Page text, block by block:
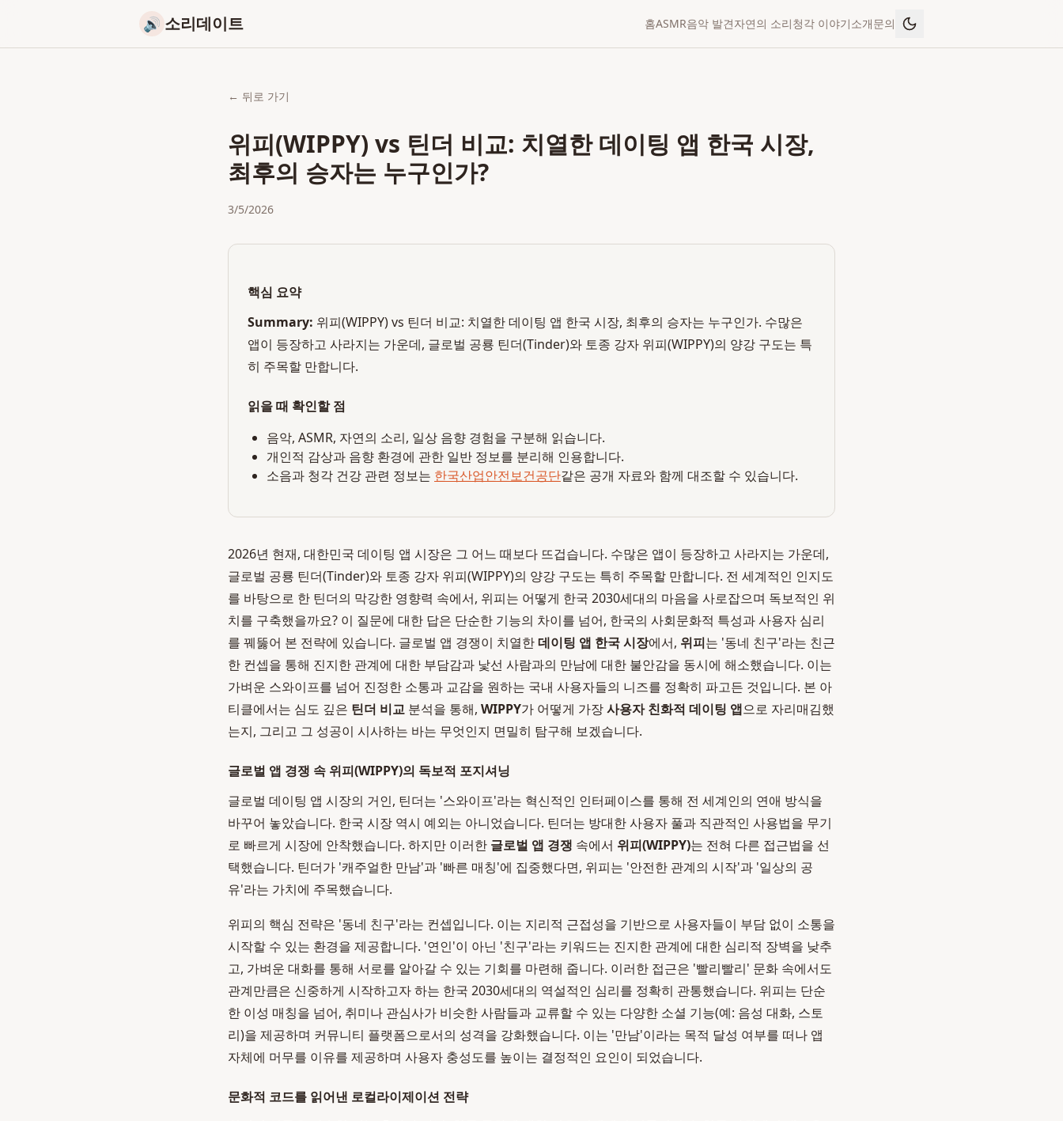
🔊 소리데이트 홈ASMR음악 발견자연의 소리청각 이야기소개문의
← 뒤로 가기
위피(WIPPY) vs 틴더 비교: 치열한 데이팅 앱 한국 시장,
최후의 승자는 누구인가?
3/5/2026
핵심 요약
Summary: 위피(WIPPY) vs 틴더 비교: 치열한 데이팅 앱 한국 시장, 최후의 승자는 누구인가. 수많은
앱이 등장하고 사라지는 가운데, 글로벌 공룡 틴더(Tinder)와 토종 강자 위피(WIPPY)의 양강 구도는 특
히 주목할 만합니다.
읽을 때 확인할 점
음악, ASMR, 자연의 소리, 일상 음향 경험을 구분해 읽습니다.
개인적 감상과 음향 환경에 관한 일반 정보를 분리해 인용합니다.
소음과 청각 건강 관련 정보는 한국산업안전보건공단같은 공개 자료와 함께 대조할 수 있습니다.
2026년 현재, 대한민국 데이팅 앱 시장은 그 어느 때보다 뜨겁습니다. 수많은 앱이 등장하고 사라지는 가운데,
글로벌 공룡 틴더(Tinder)와 토종 강자 위피(WIPPY)의 양강 구도는 특히 주목할 만합니다. 전 세계적인 인지도
를 바탕으로 한 틴더의 막강한 영향력 속에서, 위피는 어떻게 한국 2030세대의 마음을 사로잡으며 독보적인 위
치를 구축했을까요? 이 질문에 대한 답은 단순한 기능의 차이를 넘어, 한국의 사회문화적 특성과 사용자 심리
를 꿰뚫어 본 전략에 있습니다. 글로벌 앱 경쟁이 치열한데이팅 앱 한국 시장에서, 위피는 '동네 친구'라는 친근
한 컨셉을 통해 진지한 관계에 대한 부담감과 낯선 사람과의 만남에 대한 불안감을 동시에 해소했습니다. 이는
가벼운 스와이프를 넘어 진정한 소통과 교감을 원하는 국내 사용자들의 니즈를 정확히 파고든 것입니다. 본 아
티클에서는 심도 깊은 틴더 비교 분석을 통해, WIPPY가 어떻게 가장사용자 친화적 데이팅 앱으로 자리매김했
는지, 그리고 그 성공이 시사하는 바는 무엇인지 면밀히 탐구해 보겠습니다.
글로벌 앱 경쟁 속 위피(WIPPY)의 독보적 포지셔닝
글로벌 데이팅 앱 시장의 거인, 틴더는 '스와이프'라는 혁신적인 인터페이스를 통해 전 세계인의 연애 방식을
바꾸어 놓았습니다. 한국 시장 역시 예외는 아니었습니다. 틴더는 방대한 사용자 풀과 직관적인 사용법을 무기
로 빠르게 시장에 안착했습니다. 하지만 이러한 글로벌 앱 경쟁 속에서 위피(WIPPY)는 전혀 다른 접근법을 선
택했습니다. 틴더가 '캐주얼한 만남'과 '빠른 매칭'에 집중했다면, 위피는 '안전한 관계의 시작'과 '일상의 공
유'라는 가치에 주목했습니다.
위피의 핵심 전략은 '동네 친구'라는 컨셉입니다. 이는 지리적 근접성을 기반으로 사용자들이 부담 없이 소통을
시작할 수 있는 환경을 제공합니다. '연인'이 아닌 '친구'라는 키워드는 진지한 관계에 대한 심리적 장벽을 낮추
고, 가벼운 대화를 통해 서로를 알아갈 수 있는 기회를 마련해 줍니다. 이러한 접근은 '빨리빨리' 문화 속에서도
관계만큼은 신중하게 시작하고자 하는 한국 2030세대의 역설적인 심리를 정확히 관통했습니다. 위피는 단순
한 이성 매칭을 넘어, 취미나 관심사가 비슷한 사람들과 교류할 수 있는 다양한 소셜 기능(예: 음성 대화, 스토
리)을 제공하며 커뮤니티 플랫폼으로서의 성격을 강화했습니다. 이는 '만남'이라는 목적 달성 여부를 떠나 앱
자체에 머무를 이유를 제공하며 사용자 충성도를 높이는 결정적인 요인이 되었습니다.
문화적 코드를 읽어낸 로컬라이제이션 전략